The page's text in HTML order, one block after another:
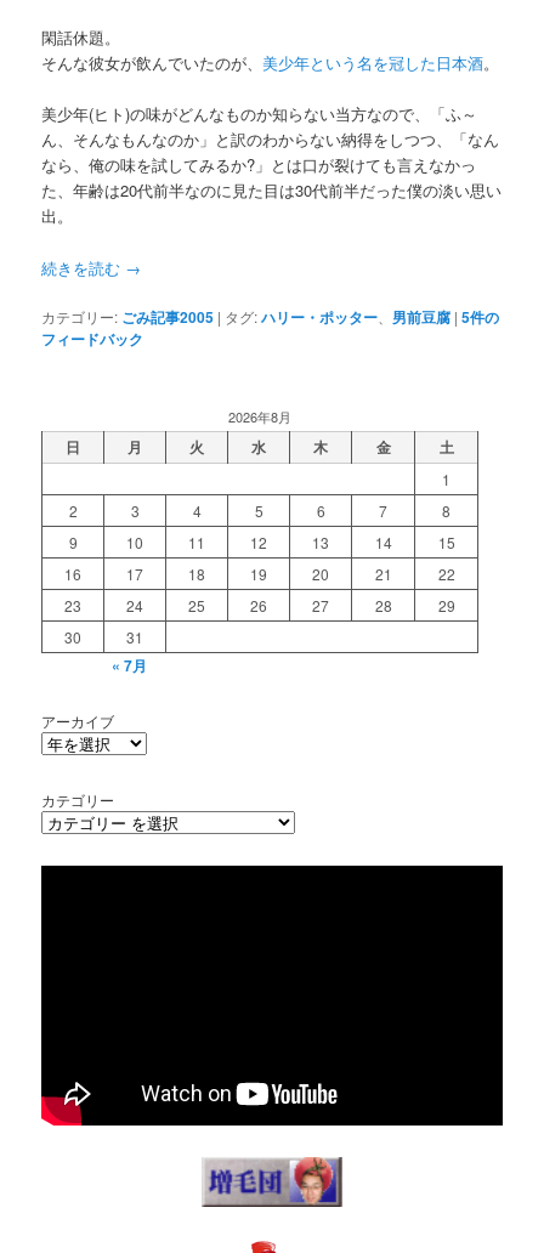
閑話休題。
そんな彼女が飲んでいたのが、美少年という名を冠した日本酒。
美少年(ヒト)の味がどんなものか知らない当方なので、「ふ～
ん、そんなもんなのか」と訳のわからない納得をしつつ、「なん
なら、俺の味を試してみるか?」とは口が裂けても言えなかっ
た、年齢は20代前半なのに見た目は30代前半だった僕の淡い思い
出。
続きを読む →
カテゴリー: ごみ記事2005 | タグ:ハリー・ポッター 男前豆腐 |5件の
フィードバック
2026年8月
日 月 火 水 木 金 土
1
2
3 4 5 6 7
8
9
10 11 12 13 14
15
16
17 18 19 20 21
22
23
24 25 26 27 28
29
30
31
« 7月
アーカイブ
カテゴリー